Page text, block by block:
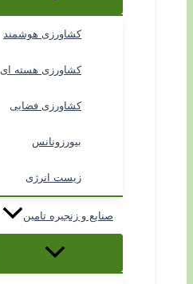
کشاورزی هوشمند
کشاورزی هسته ای
کشاورزی فضایی
بیورزونانس
زیست انرژی
صنایع و زنجیره تامین